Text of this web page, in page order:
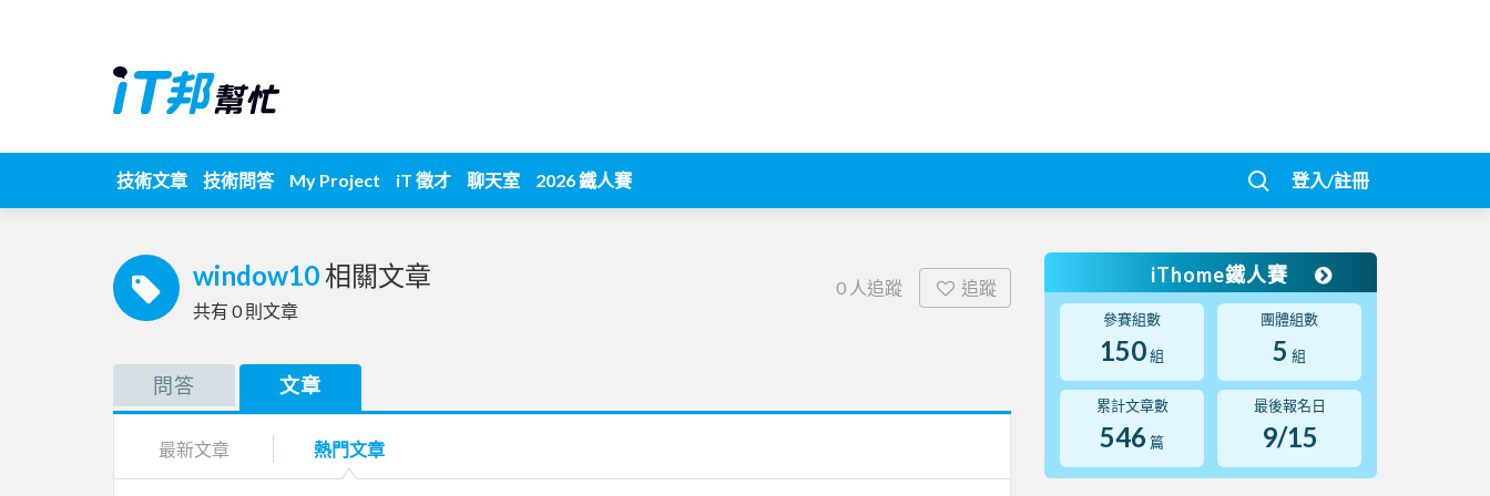
技術文章 技術問答 My Project iT 徵才 聊天室 2026 鐵人賽 登入/註冊
window10 相關文章
共有 0則文章
0 人追蹤 追蹤
問答 文章
最新文章 熱門文章
iThome鐵人賽
參賽組數
150組
團體組數
5 組
累計文章數
546 篇
最後報名日
9/15